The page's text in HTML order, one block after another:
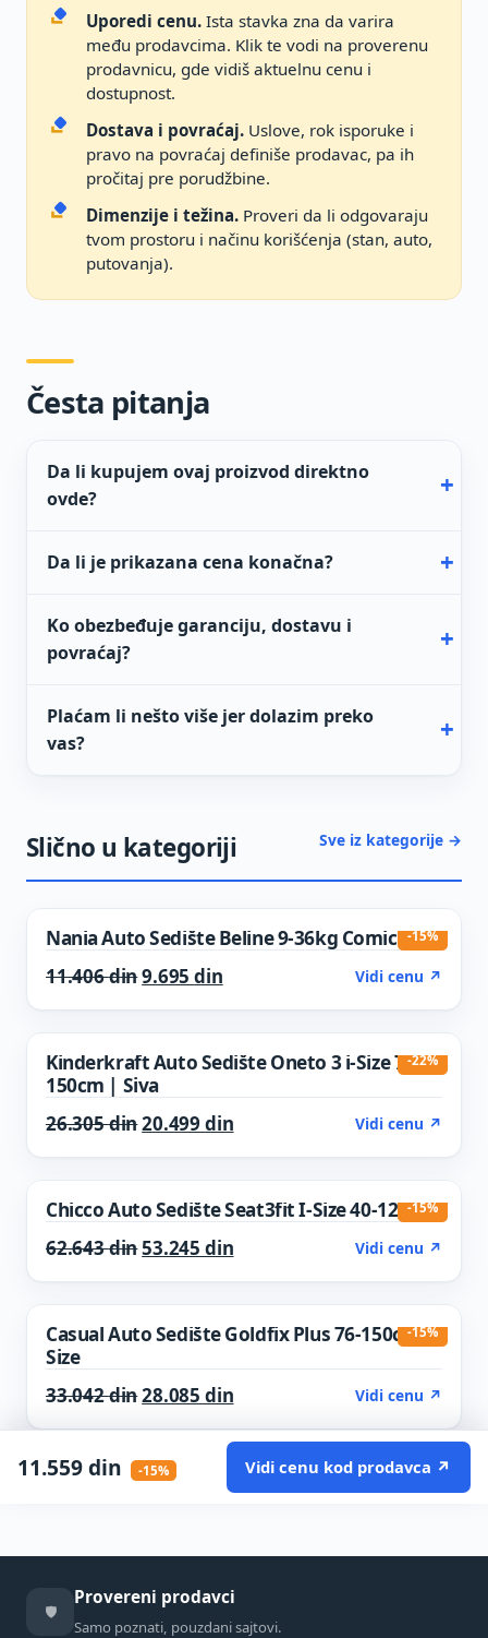
Uporedi cenu. Ista stavka zna da varira
među prodavcima. Klik te vodi na proverenu
prodavnicu, gde vidiš aktuelnu cenu i
dostupnost.
Dostava i povraćaj. Uslove, rok isporuke i
pravo na povraćaj definiše prodavac, pa ih
pročitaj pre porudžbine.
Dimenzije i težina. Proveri da li odgovaraju
tvom prostoru i načinu korišćenja (stan, auto,
putovanja).
Česta pitanja
Da li kupujem ovaj proizvod direktno
ovde?
Da li je prikazana cena konačna?
Ko obezbeđuje garanciju, dostavu i
povraćaj?
Plaćam li nešto više jer dolazim preko
vas?
Slično u kategoriji Sve iz kategorije →
-15%
Nania Auto Sedište Beline 9-36kg Comics
11.406dinOriginal price was: 11.406 din.
9.695dinCurrent price is: 9.695 din.
Vidi cenu ↗
-22%
Kinderkraft Auto Sedište Oneto 3 i-Size 76-
150cm | Siva
26.305dinOriginal price was: 26.305 din.
20.499 dinCurrent price is: 20.499 din.
Vidi cenu ↗
-15%
Chicco Auto Sedište Seat3fit I-Size 40-125cm
62.643dinOriginal price was: 62.643 din.
53.245 dinCurrent price is: 53.245 din.
Vidi cenu ↗
-15%
Casual Auto Sedište Goldfix Plus 76-150cm I-
Size
33.042dinOriginal price was: 33.042 din.
28.085 dinCurrent price is: 28.085 din.
Vidi cenu ↗
11.559din -15% Vidi cenu kod prodavca ↗
🛡️
Provereni prodavci
Samo poznati, pouzdani sajtovi.